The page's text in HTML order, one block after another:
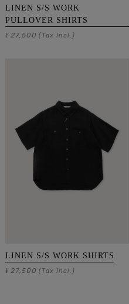
LINEN S/S WORK
PULLOVER SHIRTS
¥ 27,500 (Tax Incl.)
LINEN S/S WORK SHIRTS
¥ 27,500 (Tax Incl.)